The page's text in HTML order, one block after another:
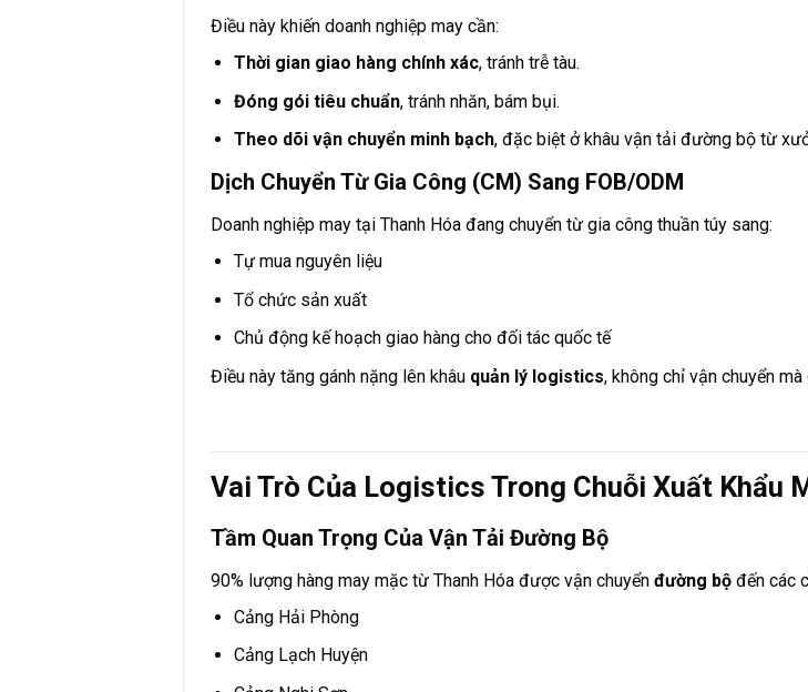
Điều này khiến doanh nghiệp may cần:
Thời gian giao hàng chính xác, tránh trễ tàu.
Đóng gói tiêu chuẩn, tránh nhăn, bám bụi.
Theo dõi vận chuyển minh bạch, đặc biệt ở khâu vận tải đường bộ từ
Dịch Chuyển Từ Gia Công (CM) Sang FOB/ODM
Doanh nghiệp may tại Thanh Hóa đang chuyển từ gia công thuần túy sang:
Tự mua nguyên liệu
Tổ chức sản xuất
Chủ động kế hoạch giao hàng cho đối tác quốc tế
Điều này tăng gánh nặng lên khâu quản lý logistics, không chỉ vận chuyển mà
Vai Trò Của Logistics Trong Chuỗi Xuất Khẩu
Tầm Quan Trọng Của Vận Tải Đường Bộ
90% lượng hàng may mặc từ Thanh Hóa được vận chuyểnđường bộ đến các
Cảng Hải Phòng
Cảng Lạch Huyện